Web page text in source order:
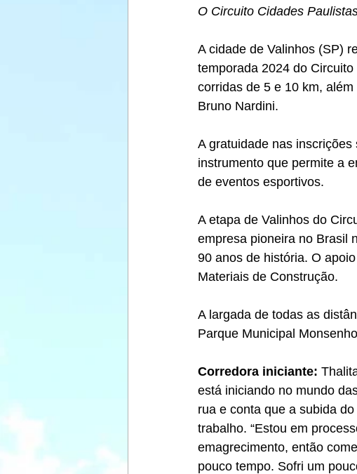
O Circuito Cidades
A cidade de Valinhos (SP)
temporada 2024 do
corridas de 5 e 10 km,
Bruno Nardini.
A gratuidade nas
instrumento que permite a
de eventos esportivos.
A etapa de Valinhos do
empresa pioneira no Brasil
90 anos de história. O
Materiais de Construção.
A largada de todas as
Parque Municipal
Corredora iniciante:
está iniciando no mundo
rua e conta que a subida
trabalho. “Estou em
emagrecimento, então
pouco tempo. Sofri um